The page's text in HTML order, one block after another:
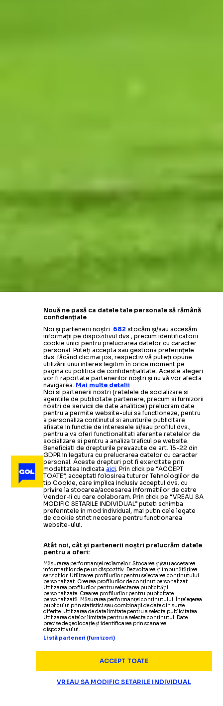
Galerie foto(7 imagini)
Metaloglobus - Universitatea Cluj
Au marcat:Codrea (53-aug.) / Macalou
Metaloglobus:Gavrilaș - Kouadio, G.
Antrenor:Mihai Teja
Rezerve:Nedelcovici, Sabater Tous,
U Cluj:Lefter - G. Simion, Artean, I.
Antrenor:Ioan Ovidiu Sabău
Rezerve:Gertmonas, D. Moldovan,
: Baban Vlad (Iaşi),
Arbitru VAR: Colţescu Sebastian
Nouă ne pasă ca datele tale personale să rămână
confidențiale
Noi și partenerii noștri 682 stocăm și/sau accesăm
informații pe dispozitivul dvs., precum identificatorii
cookie unici pentru prelucrarea datelor cu caracter
personal. Puteți accepta sau gestiona preferințele
dvs. făcând clic mai jos, respectiv vă puteți opune
utilizării unui interes legitim în orice moment pe
pagina cu politica de confidențialitate. Aceste alegeri
vor fi raportate partenerilor noștri și nu vă vor afecta
navigarea. Mai multe detalii
Noi si partenerii nostri (retelele de socializare si
agentiile de publicitate partenere, precum si furnizorii
nostri de servicii de date analitice) prelucram date
pentru a permite website-ului sa functioneze, pentru
a personaliza continutul si anunturile publicitare
afisate in functie de interesele si/sau profilul dvs.,
pentru a va oferi functionalitati aferente retelelor de
socializare si pentru a analiza traficul pe website.
Beneficiati de drepturile prevazute de art. 15-22 din
GDPR in legatura cu prelucrarea datelor cu caracter
personal. Aceste drepturi pot fi exercitate prin
modalitatea indicataaici. Prin click pe “ACCEPT
TOATE”, acceptati folosirea tuturor Tehnologiilor de
tip Cookie, care implica inclusiv acceptul dvs. cu
privire la stocarea/accesarea informatiilor de catre
Vendor-ii cu care colaboram. Prin click pe “VREAU SA
MODIFIC SETARILE INDIVIDUAL” puteti schimba
preferintele in mod individual, mai putin cele legate
de cookie strict necesare pentru functionarea
website-ului.
Atât noi, cât și partenerii noștri prelucrăm datele
pentru a oferi:
Măsurarea performanței reclamelor. Stocarea și/sau accesarea
informațiilor de pe un dispozitiv. Dezvoltarea și îmbunătățirea
serviciilor. Utilizarea profilurilor pentru selectarea conținutului
personalizat. Crearea profilurilor de conținut personalizat.
Utilizarea profilurilor pentru selectarea publicității
personalizate. Crearea profilurilor pentru publicitate
personalizată. Măsurarea performanței conținutului. Înțelegerea
publicului prin statistici sau combinații de date din surse
diferite. Utilizarea de date limitate pentru a selecta publicitatea.
Utilizarea datelor limitate pentru a selecta conținutul. Date
precise de geolocație și identificarea prin scanarea
dispozitivului.
Listă parteneri (furnizori)
ACCEPT TOATE
VREAU SA MODIFIC SETARILE INDIVIDUAL